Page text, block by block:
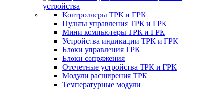
устройства
Контроллеры ТРК и ГРК
Пульты управления ТРК и ГРК
Мини компьютеры ТРК и ГРК
Устройства индикации ТРК и ГРК
Блоки управления ТРК
Блоки сопряжения
Отсчетные устройства ТРК и ГРК
Модули расширения ТРК
Температурные модули